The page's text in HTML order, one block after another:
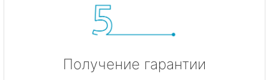
Получение гарантии